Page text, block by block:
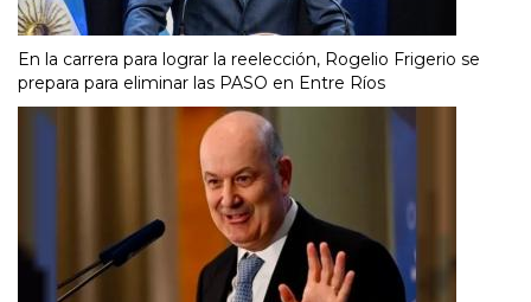
En la carrera para lograr la reelección, Rogelio Frigerio se
prepara para eliminar las PASO en Entre Ríos